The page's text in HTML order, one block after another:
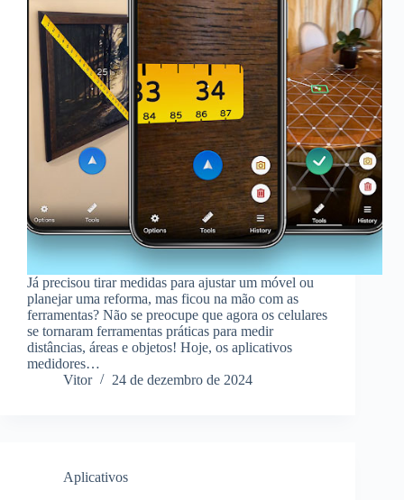
Já precisou tirar medidas para ajustar um móvel ou
planejar uma reforma, mas ficou na mão com as
ferramentas? Não se preocupe que agora os celulares
se tornaram ferramentas práticas para medir
distâncias, áreas e objetos! Hoje, os aplicativos
medidores…
Vitor
24 de dezembro de 2024
Aplicativos